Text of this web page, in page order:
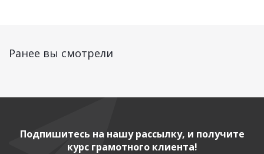
Ранее вы смотрели
Подпишитесь на нашу рассылку, и получите
курс грамотного клиента!